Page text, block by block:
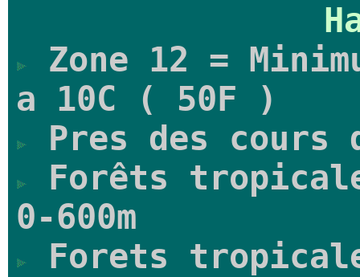
Zone 12 =
a 10C ( 50F )
Pres des cours
Forêts
0-600m
Forets